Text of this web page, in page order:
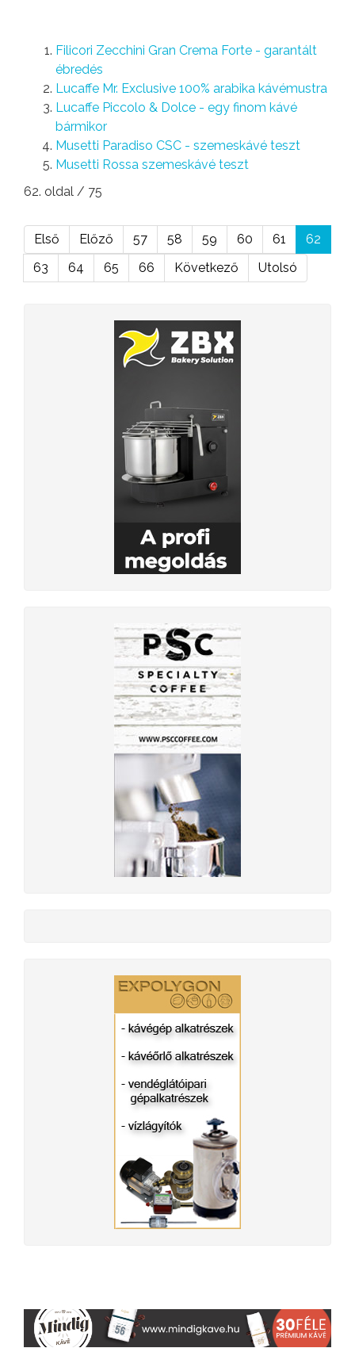
Filicori Zecchini Gran Crema Forte - garantált
ébredés
Lucaffe Mr. Exclusive 100% arabika kávémustra
Lucaffe Piccolo & Dolce - egy finom kávé
bármikor
Musetti Paradiso CSC - szemeskávé teszt
Musetti Rossa szemeskávé teszt
62. oldal / 75
Első Előző 57 58 59 60 61
62
63
64 65 66 Következő Utolsó